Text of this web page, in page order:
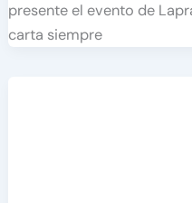
presente el evento de
carta siempre